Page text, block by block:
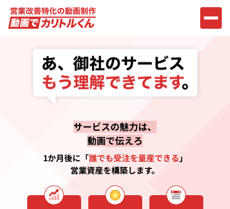
サービスの魅力は、
動画で伝えろ
1か月後に「誰でも受注を量産できる」
営業資産を構築します。